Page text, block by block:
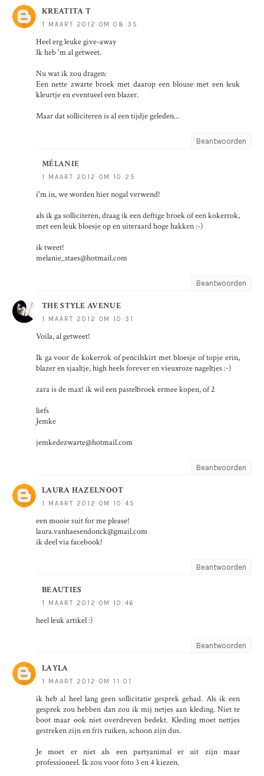
KREATITA T
1 MAART 2012 OM 08:35
Heel erg leuke give-away
Ik heb 'm al getweet.
Nu wat ik zou dragen:
Een nette zwarte broek met daarop een blouse met een leuk
kleurtje en eventueel een blazer.
Maar dat solliciteren is al een tijdje geleden...
Beantwoorden
MÉLANIE
1 MAART 2012 OM 10:25
i'm in, we worden hier nogal verwend!
als ik ga solliciteren, draag ik een deftige broek of een kokerrok,
met een leuk bloesje op en uiteraard hoge hakken :-)
ik tweet!
melanie_staes@hotmail.com
Beantwoorden
THE STYLE AVENUE
1 MAART 2012 OM 10:31
Voila, al getweet!
Ik ga voor de kokerrok of pencilskirt met bloesje of topje erin,
blazer en sjaaltje, high heels forever en vieuxroze nageltjes :-)
zara is de max! ik wil een pastelbroek ermee kopen, of 2
liefs
Jemke
jemkedezwarte@hotmail.com
Beantwoorden
LAURA HAZELNOOT
1 MAART 2012 OM 10:45
een mooie suit for me please!
laura.vanhaesendonck@gmail.com
ik deel via facebook!
Beantwoorden
BEAUTIES
1 MAART 2012 OM 10:46
heel leuk artikel :)
Beantwoorden
LAYLA
1 MAART 2012 OM 11:01
ik heb al heel lang geen sollicitatie gesprek gehad. Als ik een
gesprek zou hebben dan zou ik mij netjes aan kleding. Niet te
boot maar ook niet overdreven bedekt. Kleding moet nettjes
gestreken zijn en fris ruiken, schoon zijn dus.
Je moet er niet als een partyanimal er uit zijn maar
professioneel. Ik zou voor foto 3 en 4 kiezen.